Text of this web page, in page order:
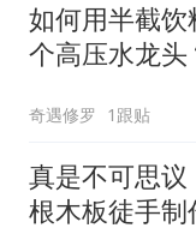
如何用半截饮
个高压水龙头
奇遇修罗 1跟贴
真是不可思议
根木板徒手制